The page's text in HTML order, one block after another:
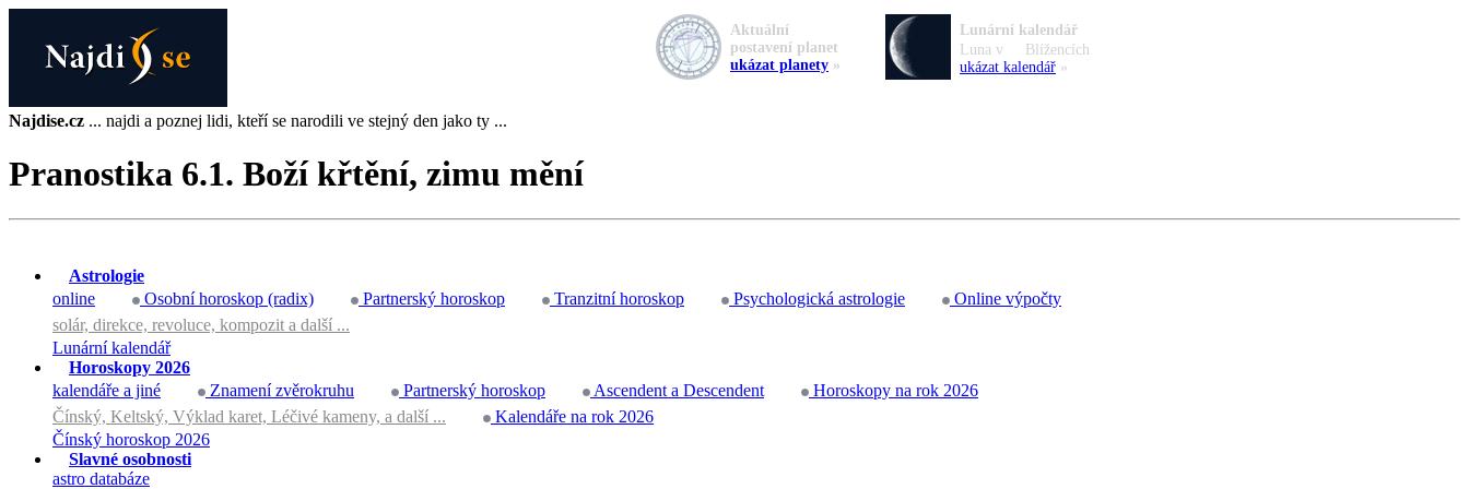
Najdise.cz ... najdi a poznej lidi, kteří se narodili ve stejný den jako ty ...
Pranostika 6.1. Boží křtění, zimu mění
Astrologie
online
Osobní horoskop (radix) Partnerský horoskop Tranzitní horoskop Psychologická astrologie
Online výpočty
solár, direkce, revoluce, kompozit a další ...
Lunární kalendář
Horoskopy 2026
kalendáře a jiné
Znamení zvěrokruhu Partnerský horoskop Ascendent a Descendent
Horoskopy na rok 2026
Čínský, Keltský, Výklad karet, Léčivé kameny, a další ...
Kalendáře na rok 2026
Čínský horoskop 2026
Slavné osobnosti
astro databáze
Aktuální
postavení planet
ukázat planety »
Lunární kalendář
Luna v
Blížencích
ukázat kalendář »